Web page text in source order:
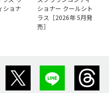
ショナ
ショナー クールシト
ラス［2026年 5月発
売］